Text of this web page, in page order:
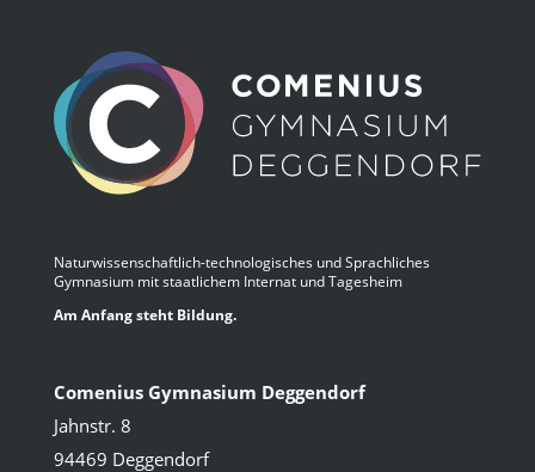
Naturwissenschaftlich-technologisches und Sprachliches
Gymnasium mit staatlichem Internat und Tagesheim
Am Anfang steht Bildung.
Comenius Gymnasium Deggendorf
Jahnstr. 8
94469 Deggendorf